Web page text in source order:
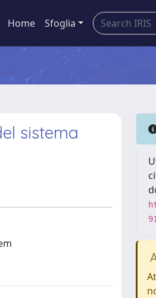
Home Sfoglia
sistema